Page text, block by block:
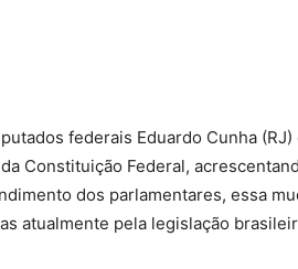
federais Eduardo Cunha (RJ)
Constituição Federal,
dos parlamentares, essa
atualmente pela legislação